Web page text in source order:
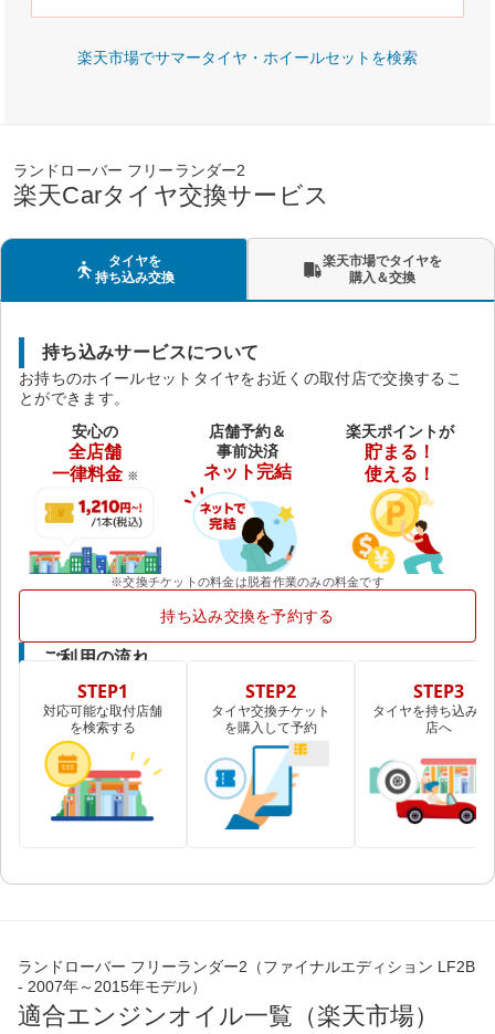
楽天市場でサマータイヤ・ホイールセットを検索
ランドローバー フリーランダー2
楽天Carタイヤ交換サービス
タイヤを
持ち込み交換
楽天市場でタイヤを
購入＆交換
持ち込みサービスについて
お持ちのホイールセットタイヤをお近くの取付店で交換するこ
とができます。
安心の
全店舗
一律料金 ※
店舗予約＆
事前決済
ネット完結
楽天ポイントが
貯まる！
使える！
※交換チケットの料金は脱着作業のみの料金です
持ち込み交換を予約する
ご利用の流れ
STEP1
対応可能な取付店舗
を検索する
STEP2
タイヤ交換チケット
を購入して予約
STEP3
タイヤを持ち込み取
店へ
ランドローバー フリーランダー2（ファイナルエディション LF2B
- 2007年～2015年モデル）
適合エンジンオイル一覧（楽天市場）